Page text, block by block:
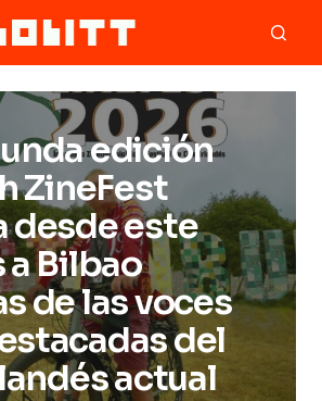
edición
ZineFest
desde este
a Bilbao
de las voces
del
actual